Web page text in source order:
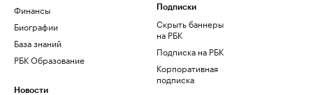
Финансы
Биографии
База знаний
РБК Образование
Новости
Подписки
Скрыть баннеры
на РБК
Подписка на РБК
Корпоративная
подписка